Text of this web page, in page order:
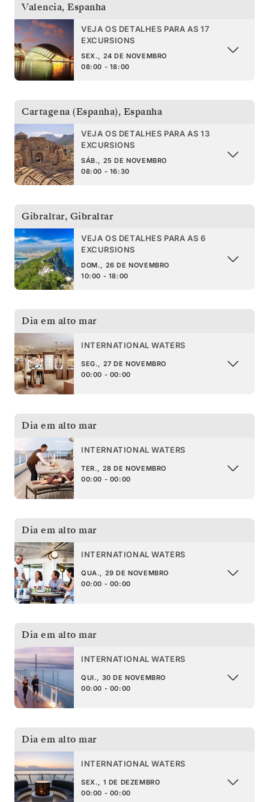
Valencia, Espanha
VEJA OS DETALHES PARA AS 17
EXCURSIONS
SEX., 24 DE NOVEMBRO
08:00 - 18:00
Cartagena (Espanha), Espanha
VEJA OS DETALHES PARA AS 13
EXCURSIONS
SÁB., 25 DE NOVEMBRO
08:00 - 16:30
Gibraltar, Gibraltar
VEJA OS DETALHES PARA AS 6
EXCURSIONS
DOM., 26 DE NOVEMBRO
10:00 - 18:00
Dia em alto mar
INTERNATIONAL WATERS
SEG., 27 DE NOVEMBRO
00:00 - 00:00
Dia em alto mar
INTERNATIONAL WATERS
TER., 28 DE NOVEMBRO
00:00 - 00:00
Dia em alto mar
INTERNATIONAL WATERS
QUA., 29 DE NOVEMBRO
00:00 - 00:00
Dia em alto mar
INTERNATIONAL WATERS
QUI., 30 DE NOVEMBRO
00:00 - 00:00
Dia em alto mar
INTERNATIONAL WATERS
SEX., 1 DE DEZEMBRO
00:00 - 00:00